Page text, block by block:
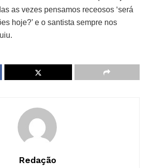
as vezes pensamos receosos ‘será
hoje?’ e o santista sempre nos
Redação